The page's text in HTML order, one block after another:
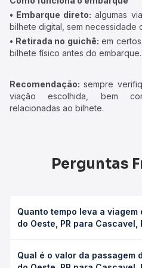
• Embarque direto: algumas
bilhete digital, sem necessidade
• Retirada no guichê: em
bilhete físico antes do embarque.
Recomendação: sempre
viação escolhida, bem
relacionadas ao bilhete.
Perguntas
Quanto tempo leva a
do Oeste, PR para Cascavel,
Cascavel, PR - Rodoviária leva
Qual é o valor da passagem